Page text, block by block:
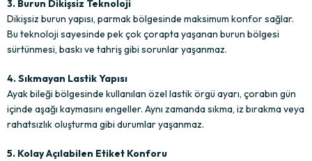
3. Burun Dikişsiz Teknoloji
Dikişsiz burun yapısı, parmak bölgesinde maksimum konfor sağlar.
Bu teknoloji sayesinde pek çok çorapta yaşanan burun bölgesi
sürtünmesi, baskı ve tahriş gibi sorunlar yaşanmaz.
4. Sıkmayan Lastik Yapısı
Ayak bileği bölgesinde kullanılan özel lastik örgü ayarı, çorabın gün
içinde aşağı kaymasını engeller. Aynı zamanda sıkma, iz bırakma veya
rahatsızlık oluşturma gibi durumlar yaşanmaz.
5. Kolay Açılabilen Etiket Konforu